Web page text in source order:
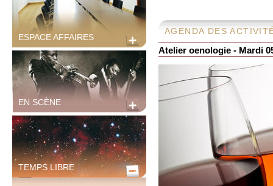
ESPACE AFFAIRES
EN SCÈNE
TEMPS LIBRE
AGENDA DES
Atelier oenologie - Mardi